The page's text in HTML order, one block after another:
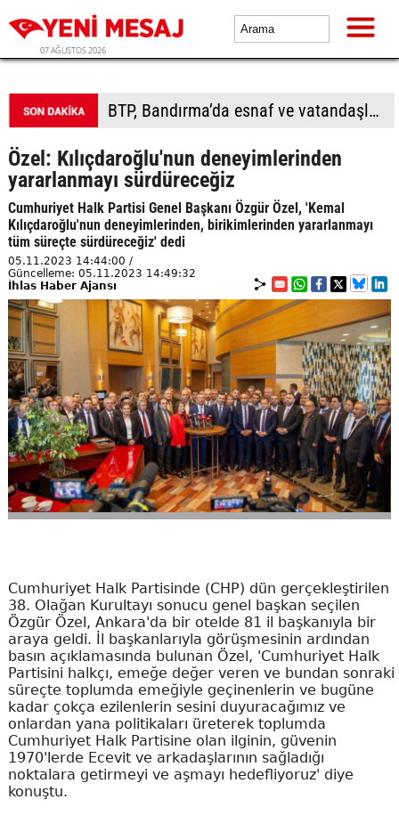
07 AĞUSTOS 2026
BTP, Bandırma’da esnaf ve vatandaşla buluştu
Özel: Kılıçdaroğlu'nun deneyimlerinden
yararlanmayı sürdüreceğiz
Cumhuriyet Halk Partisi Genel Başkanı Özgür Özel, 'Kemal
Kılıçdaroğlu'nun deneyimlerinden, birikimlerinden yararlanmayı
tüm süreçte sürdüreceğiz' dedi
05.11.2023 14:44:00 /
Güncelleme: 05.11.2023 14:49:32
İhlas Haber Ajansı
Cumhuriyet Halk Partisinde (CHP) dün gerçekleştirilen
38. Olağan Kurultayı sonucu genel başkan seçilen
Özgür Özel, Ankara'da bir otelde 81 il başkanıyla bir
araya geldi. İl başkanlarıyla görüşmesinin ardından
basın açıklamasında bulunan Özel, 'Cumhuriyet Halk
Partisini halkçı, emeğe değer veren ve bundan sonraki
süreçte toplumda emeğiyle geçinenlerin ve bugüne
kadar çokça ezilenlerin sesini duyuracağımız ve
onlardan yana politikaları üreterek toplumda
Cumhuriyet Halk Partisine olan ilginin, güvenin
1970'lerde Ecevit ve arkadaşlarının sağladığı
noktalara getirmeyi ve aşmayı hedefliyoruz' diye
konuştu.